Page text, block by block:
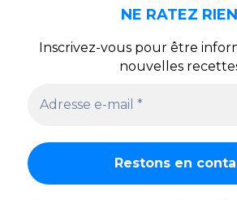
NE RATEZ
Inscrivez-vous pour être
nouvelles